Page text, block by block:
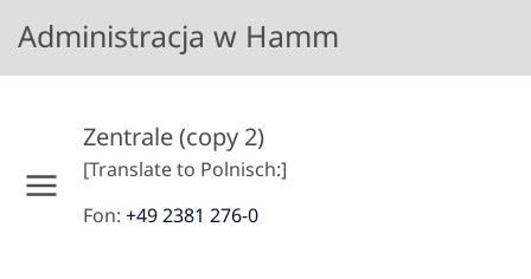
Administracja w Hamm
Zentrale (copy 2)
[Translate to Polnisch:]
Fon: +49 2381 276-0